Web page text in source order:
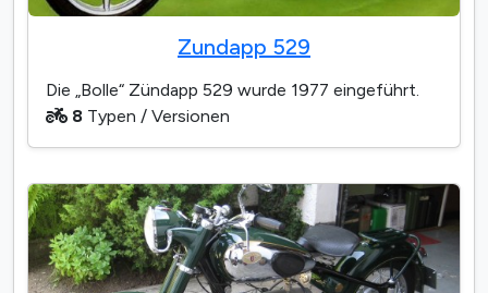
Zundapp 529
Die „Bolle“ Zündapp 529 wurde 1977 eingeführt.
8 Typen / Versionen